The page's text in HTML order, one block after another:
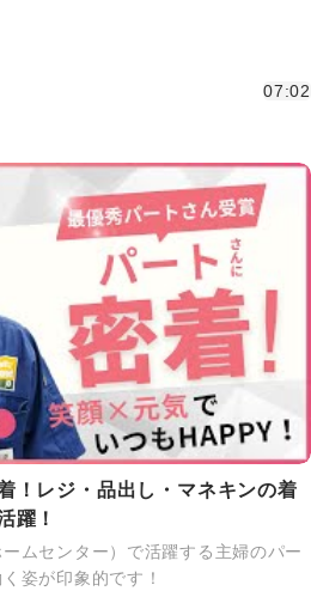
07:02
！レジ・品出し・マネキンの着
躍！
ムセンター）で活躍する主婦のパー
姿が印象的です！